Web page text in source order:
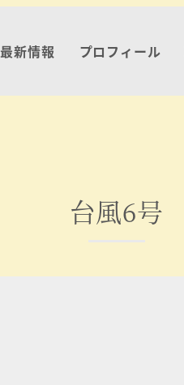
最新情報 プロフィール
台風6号